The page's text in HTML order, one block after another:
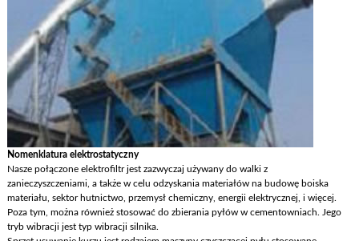
Nomenklatura elektrostatyczny
Nasze połączone elektrofiltr jest zazwyczaj używany do walki z
zanieczyszczeniami, a także w celu odzyskania materiałów na budowę boiska
materiału, sektor hutnictwo, przemysł chemiczny, energii elektrycznej, i więcej.
Poza tym, można również stosować do zbierania pyłów w cementowniach. Jego
tryb wibracji jest typ wibracji silnika.